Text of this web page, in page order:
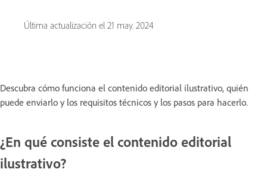
Última actualización el 21 may. 2024
Descubra cómo funciona el contenido editorial ilustrativo, quién
puede enviarlo y los requisitos técnicos y los pasos para hacerlo.
¿En qué consiste el contenido editorial
ilustrativo?